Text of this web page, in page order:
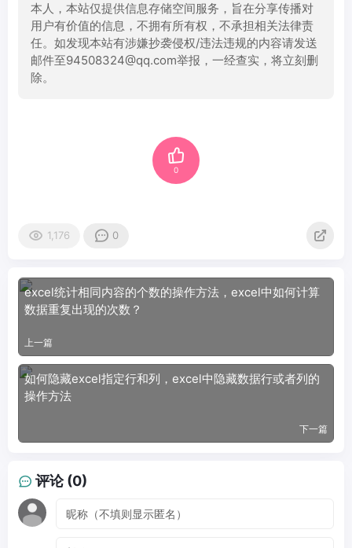
本人，本站仅提供信息存储空间服务，旨在分享传播对
用户有价值的信息，不拥有所有权，不承担相关法律责
任。如发现本站有涉嫌抄袭侵权/违法违规的内容请发送
邮件至94508324@qq.com举报，一经查实，将立刻删
除。
0
1,176 0
excel统计相同内容的个数的操作方法，excel中如何计算
数据重复出现的次数？
上一篇
如何隐藏excel指定行和列，excel中隐藏数据行或者列的
操作方法
下一篇
评论 (0)